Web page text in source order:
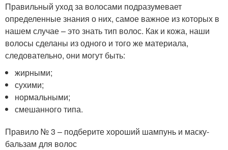
Правильный уход за волосами подразумевает
определенные знания о них, самое важное из которых в
нашем случае ­– это знать тип волос. Как и кожа, наши
волосы сделаны из одного и того же материала,
следовательно, они могут быть:
жирными;
сухими;
нормальными;
смешанного типа.
Правило № 3 – подберите хороший шампунь и маску-
бальзам для волос